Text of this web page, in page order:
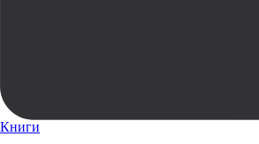
Книги